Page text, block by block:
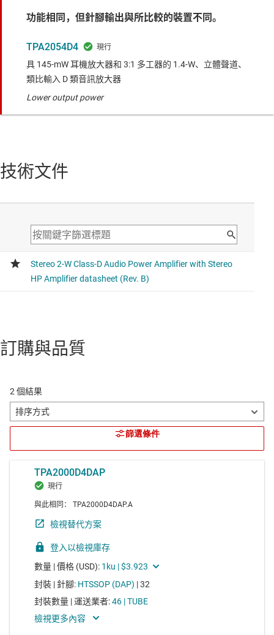
功能相同，但針腳輸出與所比較的裝置不同。
TPA2054D4
具 145-mW 耳機放大器和 3:1 多工器的 1.4-W、立體聲道、
類比輸入 D 類音訊放大器
Lower output power
技術文件
訂購與品質